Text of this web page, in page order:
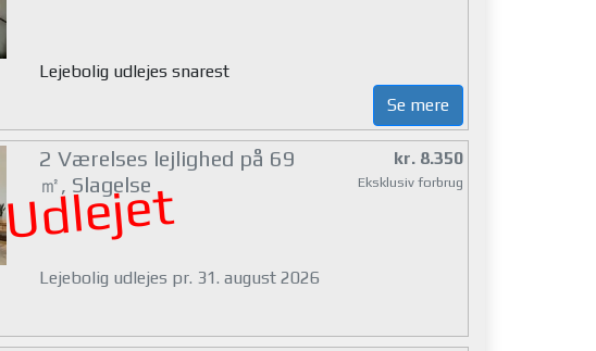
Lejebolig udlejes snarest
Se mere
Udlejet
2 Værelses lejlighed på 69
㎡, Slagelse
kr. 8.350
Eksklusiv forbrug
Lejebolig udlejes pr. 31. august 2026